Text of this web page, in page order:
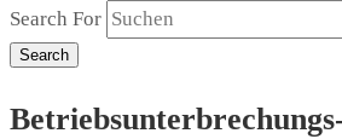
Search For
Search